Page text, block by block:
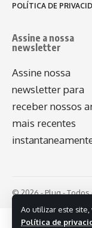
Ao utilizar este site,
Política de
POLÍTICA DE
Assine a nossa
newsletter
Assine nossa
newsletter para
receber nossos
mais recentes
© 2026 - Plug -